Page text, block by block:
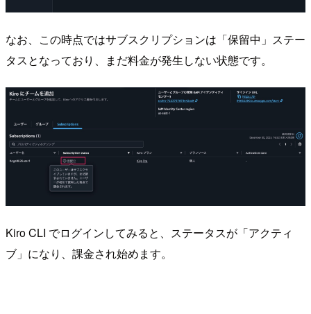
なお、この時点ではサブスクリプションは「保留中」ステー
タスとなっており、まだ料金が発生しない状態です。
Kiro CLI でログインしてみると、ステータスが「アクティ
ブ」になり、課金され始めます。